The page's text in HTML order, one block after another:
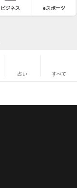
ビジネス eスポーツ
占い すべて